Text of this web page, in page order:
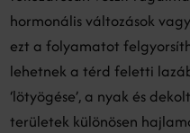
hormonális változások
ezt a folyamatot
lehetnek a térd feletti
‘lötyögése’, a nyak és
területek különösen